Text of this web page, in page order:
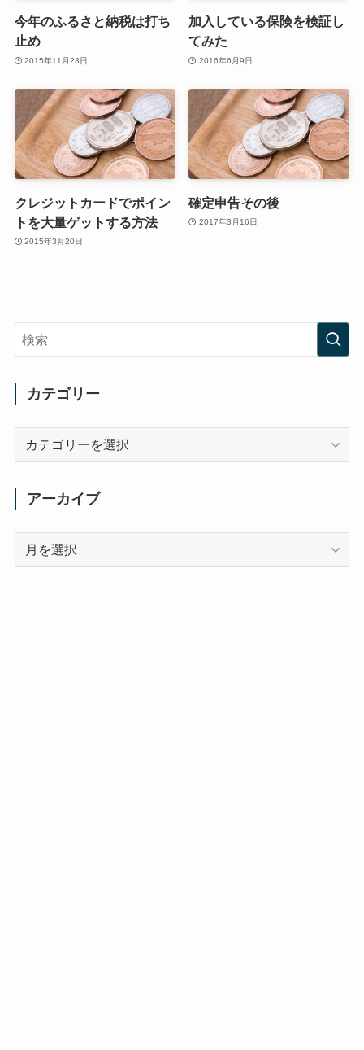
今年のふるさと納税は打ち
止め
2015年11月23日
加入している保険を検証し
てみた
2016年6月9日
クレジットカードでポイン
トを大量ゲットする方法
2015年3月20日
確定申告その後
2017年3月16日
カテゴリー
アーカイブ